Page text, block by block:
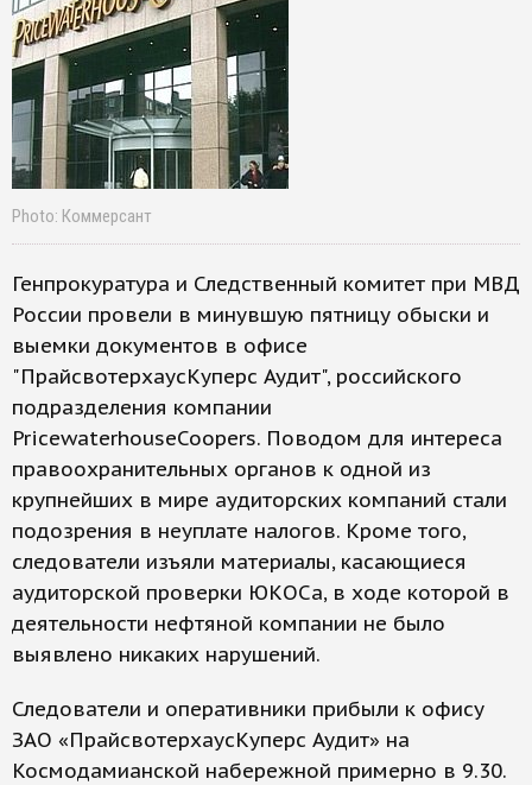
Photo: Коммерсант
Генпрокуратура и Следственный комитет при МВД
России провели в минувшую пятницу обыски и
выемки документов в офисе
"ПрайсвотерхаусКуперс Аудит", российского
подразделения компании
PricewaterhouseCoopers. Поводом для интереса
правоохранительных органов к одной из
крупнейших в мире аудиторских компаний стали
подозрения в неуплате налогов. Кроме того,
следователи изъяли материалы, касающиеся
аудиторской проверки ЮКОСа, в ходе которой в
деятельности нефтяной компании не было
выявлено никаких нарушений.
Следователи и оперативники прибыли к офису
ЗАО «ПрайсвотерхаусКуперс Аудит» на
Космодамианской набережной примерно в 9.30.